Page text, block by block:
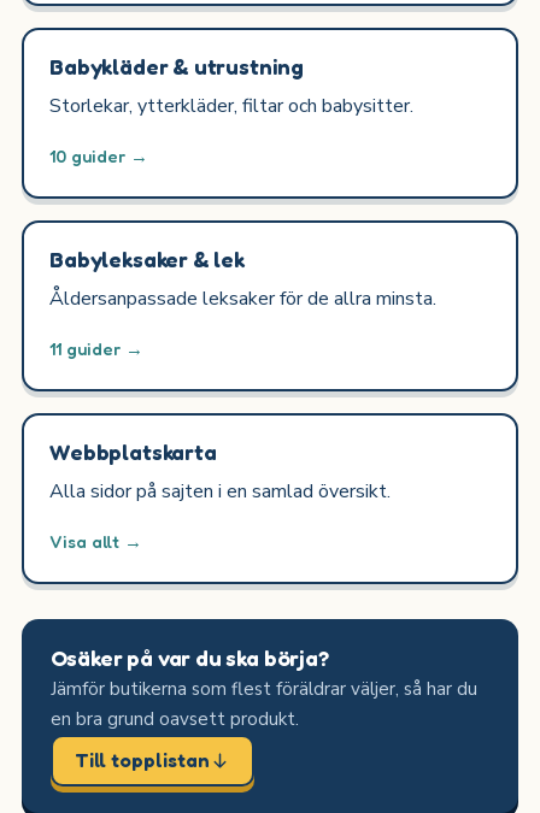
Babykläder & utrustning
Storlekar, ytterkläder, filtar och babysitter.
10 guider →
Babyleksaker & lek
Åldersanpassade leksaker för de allra minsta.
11 guider →
Webbplatskarta
Alla sidor på sajten i en samlad översikt.
Visa allt →
Osäker på var du ska börja?
Jämför butikerna som flest föräldrar väljer, så har du
en bra grund oavsett produkt.
Till topplistan